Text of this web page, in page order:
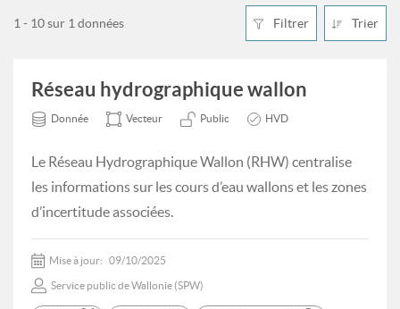
Filtrer Trier
1 - 10 sur 1 données
Réseau hydrographique wallon
Donnée Vecteur Public HVD
Le Réseau Hydrographique Wallon (RHW) centralise
les informations sur les cours d’eau wallons et les zones
d’incertitude associées.
Mise à jour: 09/10/2025
Service public de Wallonie (SPW)